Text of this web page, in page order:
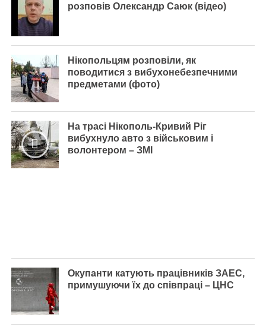
розповів Олександр Саюк (відео)
Нікопольцям розповіли, як
поводитися з вибухонебезпечними
предметами (фото)
На трасі Нікополь-Кривий Ріг
вибухнуло авто з військовим і
волонтером – ЗМІ
Окупанти катують працівників ЗАЕС,
примушуючи їх до співпраці – ЦНС